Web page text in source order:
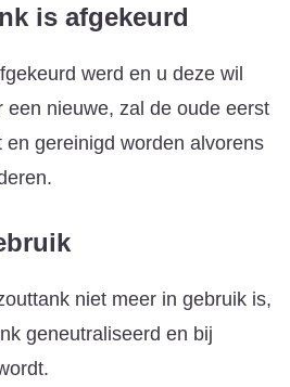
is afgekeurd
werd en u deze wil
een nieuwe, zal de oude eerst
en gereinigd worden alvorens
niet meer in gebruik is,
geneutraliseerd en bij